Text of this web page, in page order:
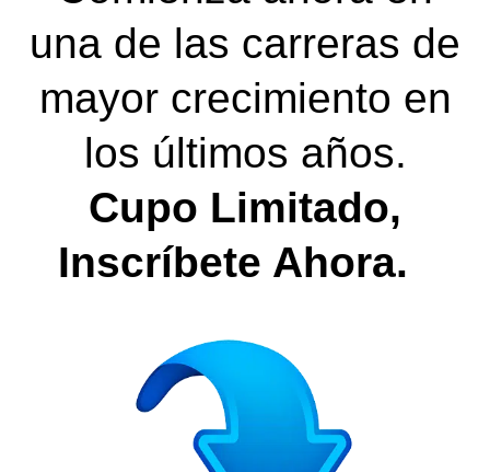
una de las carreras de
mayor crecimiento en
los últimos años.
Cupo Limitado,
Inscríbete Ahora.